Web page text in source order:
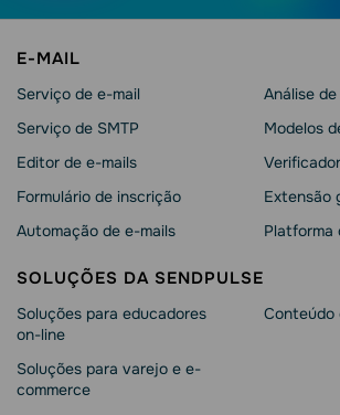
E-MAIL
Serviço de e-mail
Serviço de SMTP
Editor de e-mails
Formulário de inscrição
Automação de e-mails
Análise
Modelos
Extensão
Platforma
SOLUÇÕES DA SENDPULSE
Soluções para educadores
on-line
Soluções para varejo e e-
commerce
Conteúdo